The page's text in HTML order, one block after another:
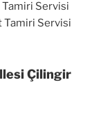
Tamiri Servisi
Tamiri Servisi
Çilingir